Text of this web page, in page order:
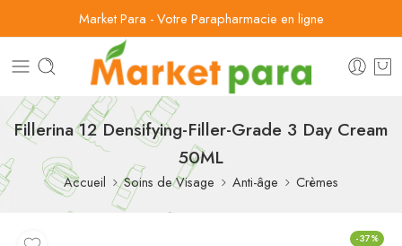
Market Para - Votre Parapharmacie en ligne
Fillerina 12 Densifying-Filler-Grade 3 Day Cream
50ML
Accueil Soins de Visage Anti-âge Crèmes
-37%